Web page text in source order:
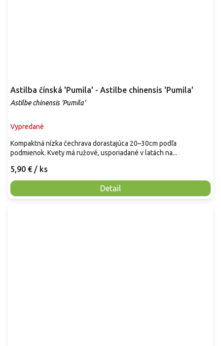
Astilba čínská 'Pumila' - Astilbe chinensis 'Pumila'
Astilbe chinensis 'Pumila'
Vypredané
5,90 € / ks
Detail
Kompaktná nízka čechrava dorastajúca 20–30cm podľa
podmienok. Kvety má ružové, usporiadané v latách na...